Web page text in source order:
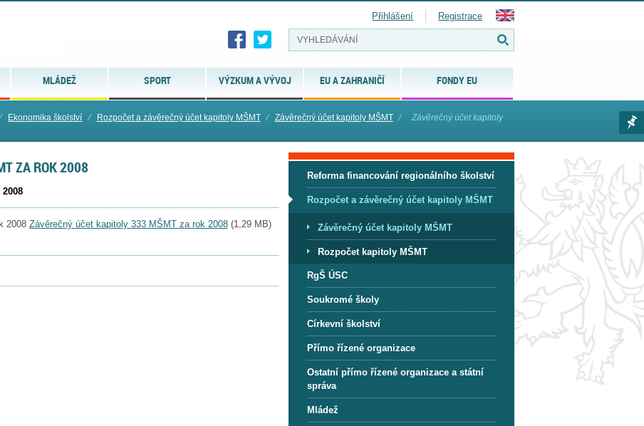
MLÁDEŽ SPORT VÝZKUM A VÝVOJ EU A ZAHRANIČÍ FONDY EU
Přihlášení Registrace
⁄ Ekonomika školství ⁄ Rozpočet a závěrečný účet kapitoly MŠMT ⁄ Závěrečný účet kapitoly MŠMT ⁄
Závěrečný účet kapitoly
ZA ROK 2008
Závěrečný účet kapitoly 333 MŠMT za rok 2008 (1,29 MB)
Reforma financování regionálního školství
Rozpočet a závěrečný účet kapitoly MŠMT
Závěrečný účet kapitoly MŠMT
Rozpočet kapitoly MŠMT
RgŠ ÚSC
Soukromé školy
Církevní školství
Přímo řízené organizace
Ostatní přímo řízené organizace a státní
správa
Mládež